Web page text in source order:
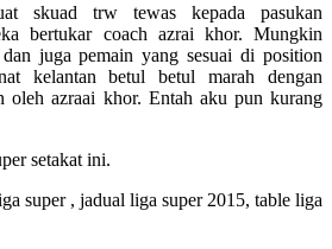
skuad trw tewas kepada pasukan
bertukar coach azrai khor. Mungkin
juga pemain yang sesuai di position
kelantan betul betul marah dengan
oleh azraai khor. Entah aku pun kurang
setakat ini.